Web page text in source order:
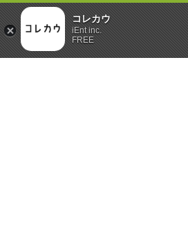
コレカウ
iEnt inc.
FREE